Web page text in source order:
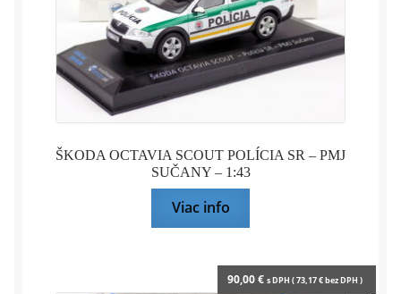
ŠKODA OCTAVIA SCOUT POLÍCIA SR – PMJ
SUČANY – 1:43
Viac info
90,00€ s DPH (73,17€bez DPH )